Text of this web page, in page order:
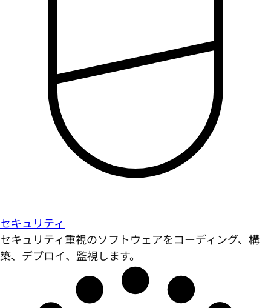
セキュリティ
セキュリティ重視のソフトウェアをコーディング、構
築、デプロイ、監視します。